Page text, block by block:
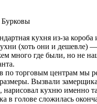
кухня из-за короба
(хоть они и дешевле)
много где были, но не
по торговым центрам мы
Вызвали
нарисовал кухню именно
в голове сложилась